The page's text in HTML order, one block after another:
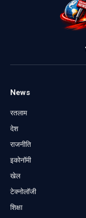
News
रतलाम
⁠देश
राजनीति
⁠इकोनॉमी
खेल
टेक्नोलॉजी
शिक्षा